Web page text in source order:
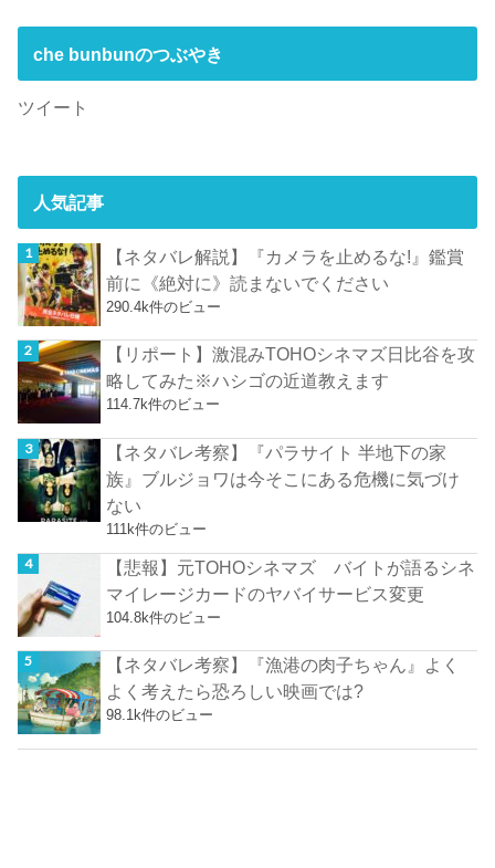
che bunbunのつぶやき
ツイート
人気記事
【ネタバレ解説】『カメラを止めるな!』鑑賞
前に《絶対に》読まないでください
290.4k件のビュー
【リポート】激混みTOHOシネマズ日比谷を攻
略してみた※ハシゴの近道教えます
114.7k件のビュー
【ネタバレ考察】『パラサイト 半地下の家
族』ブルジョワは今そこにある危機に気づけ
ない
111k件のビュー
【悲報】元TOHOシネマズ バイトが語るシネ
マイレージカードのヤバイサービス変更
104.8k件のビュー
【ネタバレ考察】『漁港の肉子ちゃん』よく
よく考えたら恐ろしい映画では?
98.1k件のビュー